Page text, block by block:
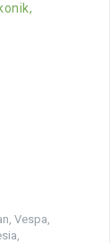
Vespa